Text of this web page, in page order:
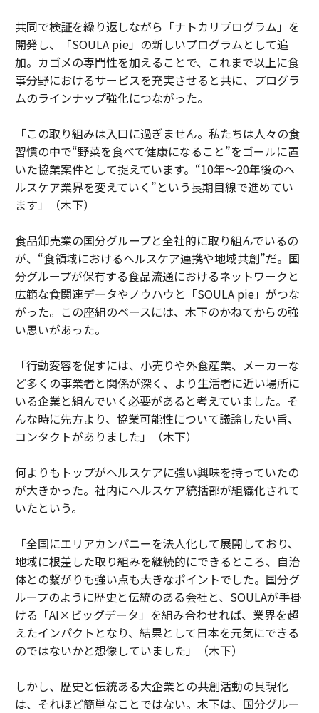
共同で検証を繰り返しながら「ナトカリプログラム」を
開発し、「SOULA pie」の新しいプログラムとして追
加。カゴメの専門性を加えることで、これまで以上に食
事分野におけるサービスを充実させると共に、プログラ
ムのラインナップ強化につながった。
「この取り組みは入口に過ぎません。私たちは人々の食
習慣の中で“野菜を食べて健康になること”をゴールに置
いた協業案件として捉えています。“10年～20年後のヘ
ルスケア業界を変えていく”という長期目線で進めてい
ます」（木下）
食品卸売業の国分グループと全社的に取り組んでいるの
が、“食領域におけるヘルスケア連携や地域共創”だ。国
分グループが保有する食品流通におけるネットワークと
広範な食関連データやノウハウと「SOULA pie」がつな
がった。この座組のベースには、木下のかねてからの強
い思いがあった。
「行動変容を促すには、小売りや外食産業、メーカーな
ど多くの事業者と関係が深く、より生活者に近い場所に
いる企業と組んでいく必要があると考えていました。そ
んな時に先方より、協業可能性について議論したい旨、
コンタクトがありました」（木下）
何よりもトップがヘルスケアに強い興味を持っていたの
が大きかった。社内にヘルスケア統括部が組織化されて
いたという。
「全国にエリアカンパニーを法人化して展開しており、
地域に根差した取り組みを継続的にできるところ、自治
体との繋がりも強い点も大きなポイントでした。国分グ
ループのように歴史と伝統のある会社と、SOULAが手掛
ける「AI×ビッグデータ」を組み合わせれば、業界を超
えたインパクトとなり、結果として日本を元気にできる
のではないかと想像していました」（木下）
しかし、歴史と伝統ある大企業との共創活動の具現化
は、それほど簡単なことではない。木下は、国分グルー